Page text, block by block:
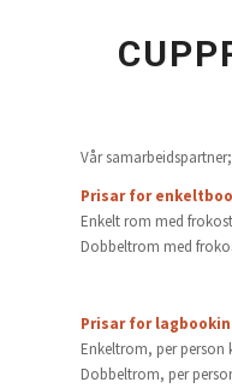
Vår
Prisar for
Enkelt rom med
Dobbeltrom med
Prisar for
Enkeltrom, per person
Dobbeltrom, per